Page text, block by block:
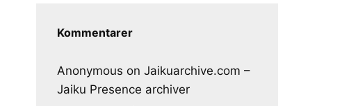
Kommentarer
Anonymous on Jaikuarchive.com –
Jaiku Presence archiver